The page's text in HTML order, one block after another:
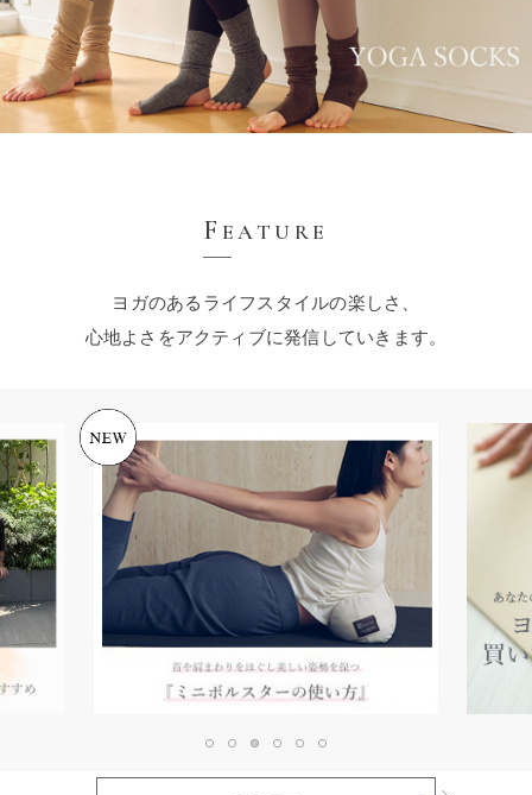
F EATURE
ヨガのあるライフスタイルの楽しさ、
心地よさをアクティブに発信していきます。